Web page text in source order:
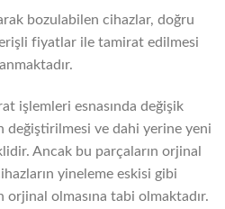
bozulabilen cihazlar, doğru
fiyatlar ile tamirat edilmesi
işlemleri esnasında değişik
değiştirilmesi ve dahi yerine yeni
Ancak bu parçaların orjinal
yineleme eskisi gibi
orjinal olmasına tabi olmaktadır.